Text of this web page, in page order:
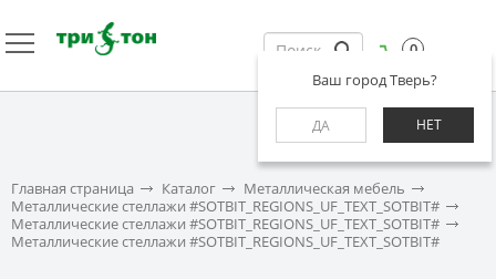
Ваш город Тверь?
ДА НЕТ
0
Главная страница Каталог
Металлическая мебель
Металлические стеллажи #SOTBIT_REGIONS_UF_TEXT_SOTBIT#
Металлические стеллажи #SOTBIT_REGIONS_UF_TEXT_SOTBIT#
Металлические стеллажи #SOTBIT_REGIONS_UF_TEXT_SOTBIT#